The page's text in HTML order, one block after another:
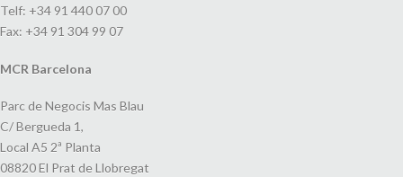
Telf: +34 91 440 07 00
Fax: +34 91 304 99 07
MCR Barcelona
Parc de Negocis Mas Blau
C/ Bergueda 1,
Local A5 2ª Planta
08820 El Prat de Llobregat